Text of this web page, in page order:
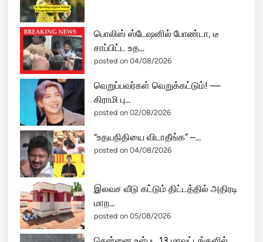
பொலிஸ் ஸ்டேஷனில் போண்டா, டீ
சாப்பிட்ட உத...
posted on 04/08/2026
வெறுப்பவர்கள் வெறுக்கட்டும்! —
கிராமி பு...
posted on 02/08/2026
“உதயநிதியை விடாதீங்க” –...
posted on 04/08/2026
இலவச வீடு கட்டும் திட்டத்தில் அதிரடி
மாற...
posted on 05/08/2026